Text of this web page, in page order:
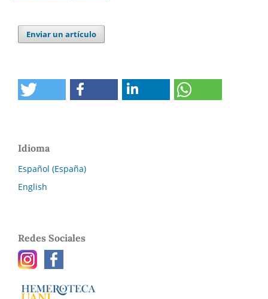
Enviar un artículo
Idioma
Español (España)
English
Redes Sociales